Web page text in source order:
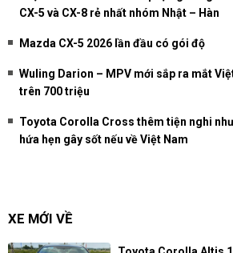
CX-5 và CX-8 rẻ nhất nhóm Nhật – Hàn
Mazda CX-5 2026 lần đầu có gói độ
Wuling Darion – MPV mới sắp ra mắt
trên 700 triệu
Toyota Corolla Cross thêm tiện nghi
hứa hẹn gây sốt nếu về Việt Nam
XE MỚI VỀ